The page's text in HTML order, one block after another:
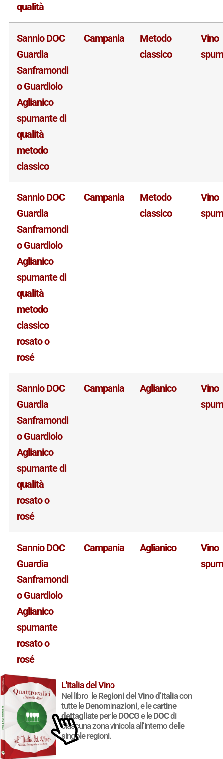
qualità
Sannio DOC
Guardia
Sanframondi
o Guardiolo
Aglianico
spumante di
qualità
metodo
classico
Campania
Metodo
classico
Vino
Sannio DOC
Guardia
Sanframondi
o Guardiolo
Aglianico
spumante di
qualità
metodo
classico
rosato o
rosé
Campania
Metodo
classico
Vino
Sannio DOC
Guardia
Sanframondi
o Guardiolo
Aglianico
spumante di
qualità
rosato o
rosé
Campania Aglianico
Vino
Sannio DOC
Guardia
Sanframondi
o Guardiolo
Aglianico
spumante
rosato o
rosé
Campania Aglianico
Vino
Sannio DOC
Guardia
Sanframondi
o Guardiolo
Aglianico-
Campania
Uvaggi
rossi
L'Italia del Vino
Nel libro leRegioni del Vino d’Italiacon
tutte leDenominazioni, e lecartine
dettagliateper leDOCGe leDOCdi
ciascuna zona vinicola all’interno delle
singole regioni.